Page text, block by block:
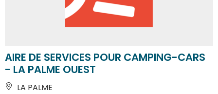
AIRE DE SERVICES POUR CAMPING-CARS
- LA PALME OUEST
LA PALME